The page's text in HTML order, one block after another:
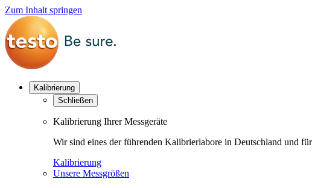
Zum Inhalt springen
Kalibrierung
Schließen
Kalibrierung Ihrer Messgeräte
Wir sind eines der führenden Kalibrierlabore in Deutschland und
Kalibrierung
Unsere Messgrößen